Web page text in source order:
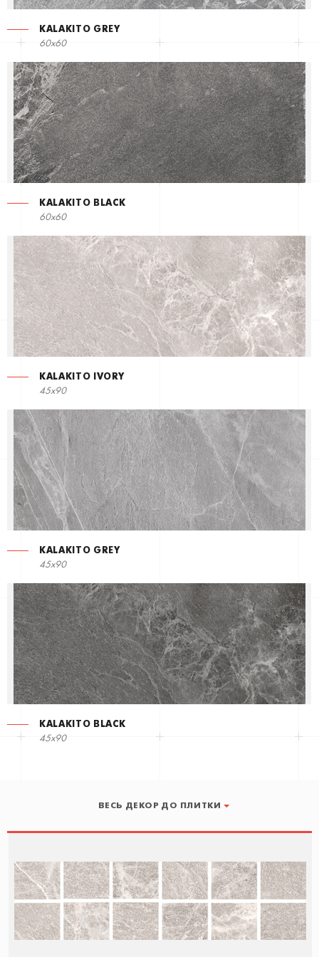
KALAKITO GREY
60x60
KALAKITO BLACK
60x60
KALAKITO IVORY
45x90
KALAKITO GREY
45x90
KALAKITO BLACK
45x90
ВЕСЬ ДЕКОР ДО ПЛИТКИ